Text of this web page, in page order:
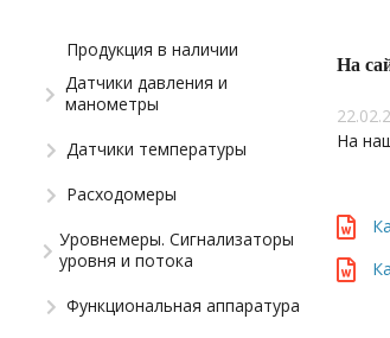
Продукция в наличии
Датчики давления и
манометры
Датчики температуры
Расходомеры
Уровнемеры. Сигнализаторы
уровня и потока
Функциональная аппаратура
На
На